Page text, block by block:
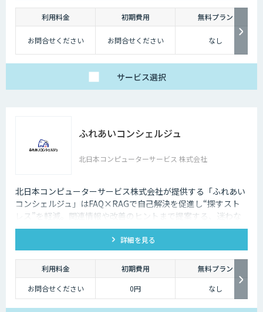
利用料金 初期費用 無料プラン
お問合せください お問合せください なし
サービス選択
ふれあいコンシェルジュ
北日本コンピューターサービス 株式会社
北日本コンピューターサービス株式会社が提供する「ふれあい
コンシェルジュ」はFAQ×RAGで自己解決を促進し“探すスト
レス”を軽減。関連情報や改善のヒントまで提案する、迷わな
いFAQシステムです。
詳細を見る
利用料金 初期費用
無料プラン
お問合せください
0円 なし